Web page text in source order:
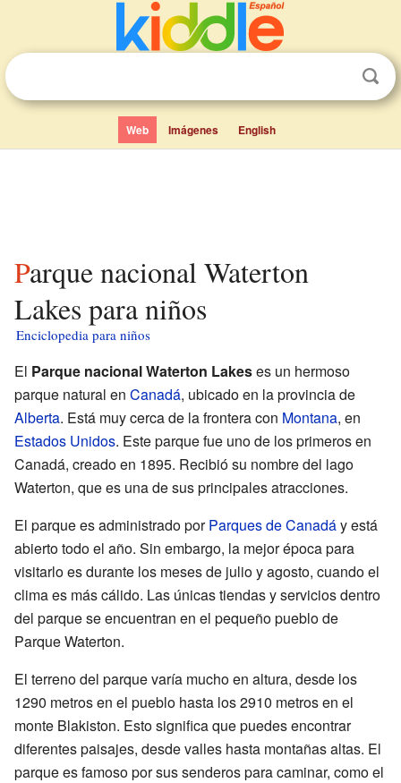
Web Imágenes English
Parque nacional Waterton
Lakes para niños
Enciclopedia para niños
El Parque nacional Waterton Lakeses un hermoso
parque natural en Canadá, ubicado en la provincia de
Alberta. Está muy cerca de la frontera con Montana, en
Estados Unidos. Este parque fue uno de los primeros en
Canadá, creado en 1895. Recibió su nombre del lago
Waterton, que es una de sus principales atracciones.
El parque es administrado porParques de Canadáy está
abierto todo el año. Sin embargo, la mejor época para
visitarlo es durante los meses de julio y agosto, cuando el
clima es más cálido. Las únicas tiendas y servicios dentro
del parque se encuentran en el pequeño pueblo de
Parque Waterton.
El terreno del parque varía mucho en altura, desde los
1290 metros en el pueblo hasta los 2910 metros en el
monte Blakiston. Esto significa que puedes encontrar
diferentes paisajes, desde valles hasta montañas altas. El
parque es famoso por sus senderos para caminar, como el